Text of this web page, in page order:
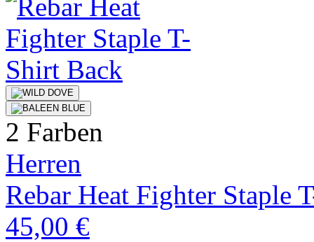
2 Farben
Herren
Rebar Heat Fighter Staple
45,00 €